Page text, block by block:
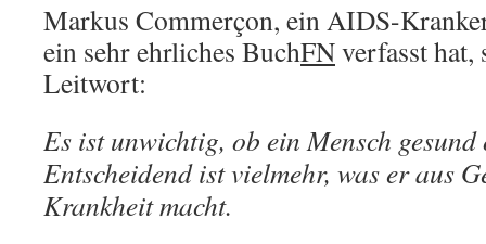
Markus Commerçon, ein AIDS-
ein sehr ehrliches BuchFNverfasst hat,
Leitwort:
Es ist unwichtig, ob ein Mensch
Entscheidend ist vielmehr, was er aus
Krankheit macht.